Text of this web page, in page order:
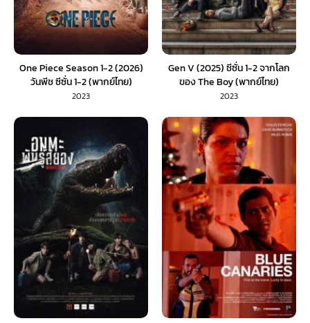
One Piece Season 1-2 (2026)
วันพีช ซีซั่น 1-2 (พากย์ไทย)
2023
Gen V (2025) ซีซั่น 1-2 จากโลก
ของ The Boy (พากย์ไทย)
2023